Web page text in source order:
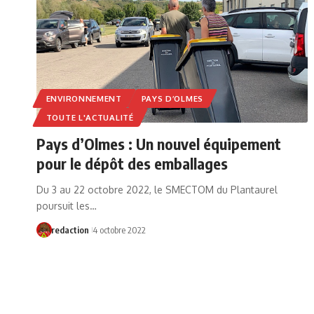
ENVIRONNEMENT
PAYS D’OLMES
TOUTE L'ACTUALITÉ
Pays d’Olmes : Un nouvel équipement
pour le dépôt des emballages
Du 3 au 22 octobre 2022, le SMECTOM du Plantaurel
poursuit les…
redaction 4 octobre 2022